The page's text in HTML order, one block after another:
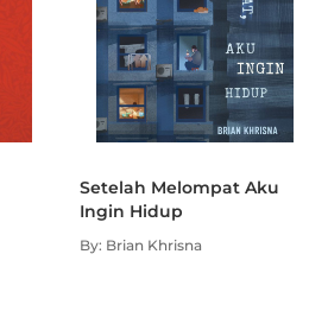
Setelah Melompat Aku
Ingin Hidup
By: Brian Khrisna